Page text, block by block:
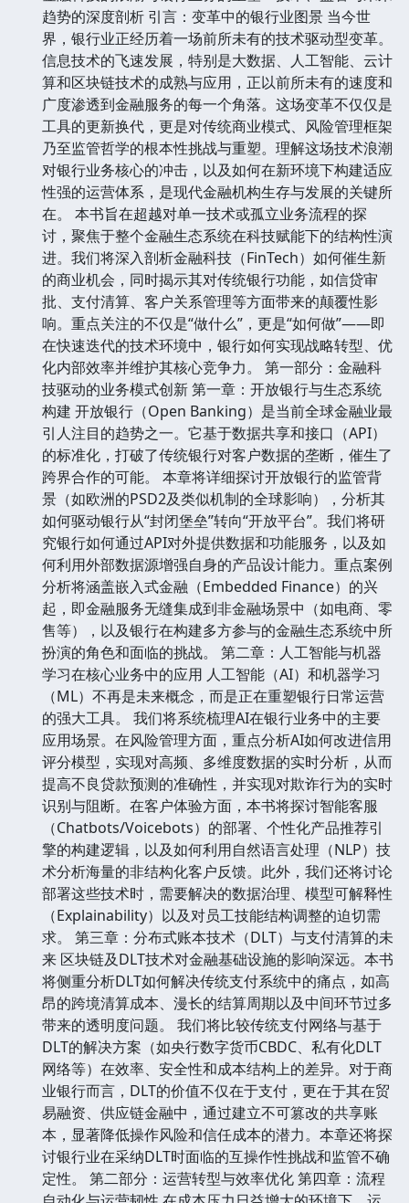
趋势的深度剖析 引言：变革中的银行业图景 当今世
界，银行业正经历着一场前所未有的技术驱动型变革。
信息技术的飞速发展，特别是大数据、人工智能、云计
算和区块链技术的成熟与应用，正以前所未有的速度和
广度渗透到金融服务的每一个角落。这场变革不仅仅是
工具的更新换代，更是对传统商业模式、风险管理框架
乃至监管哲学的根本性挑战与重塑。理解这场技术浪潮
对银行业务核心的冲击，以及如何在新环境下构建适应
性强的运营体系，是现代金融机构生存与发展的关键所
在。 本书旨在超越对单一技术或孤立业务流程的探
讨，聚焦于整个金融生态系统在科技赋能下的结构性演
进。我们将深入剖析金融科技（FinTech）如何催生新
的商业机会，同时揭示其对传统银行功能，如信贷审
批、支付清算、客户关系管理等方面带来的颠覆性影
响。重点关注的不仅是“做什么”，更是“如何做”——即
在快速迭代的技术环境中，银行如何实现战略转型、优
化内部效率并维护其核心竞争力。 第一部分：金融科
技驱动的业务模式创新 第一章：开放银行与生态系统
构建 开放银行（Open Banking）是当前全球金融业最
引人注目的趋势之一。它基于数据共享和接口（API）
的标准化，打破了传统银行对客户数据的垄断，催生了
跨界合作的可能。 本章将详细探讨开放银行的监管背
景（如欧洲的PSD2及类似机制的全球影响），分析其
如何驱动银行从“封闭堡垒”转向“开放平台”。我们将研
究银行如何通过API对外提供数据和功能服务，以及如
何利用外部数据源增强自身的产品设计能力。重点案例
分析将涵盖嵌入式金融（Embedded Finance）的兴
起，即金融服务无缝集成到非金融场景中（如电商、零
售等），以及银行在构建多方参与的金融生态系统中所
扮演的角色和面临的挑战。 第二章：人工智能与机器
学习在核心业务中的应用 人工智能（AI）和机器学习
（ML）不再是未来概念，而是正在重塑银行日常运营
的强大工具。 我们将系统梳理AI在银行业务中的主要
应用场景。在风险管理方面，重点分析AI如何改进信用
评分模型，实现对高频、多维度数据的实时分析，从而
提高不良贷款预测的准确性，并实现对欺诈行为的实时
识别与阻断。在客户体验方面，本书将探讨智能客服
（Chatbots/Voicebots）的部署、个性化产品推荐引
擎的构建逻辑，以及如何利用自然语言处理（NLP）技
术分析海量的非结构化客户反馈。此外，我们还将讨论
部署这些技术时，需要解决的数据治理、模型可解释性
（Explainability）以及对员工技能结构调整的迫切需
求。 第三章：分布式账本技术（DLT）与支付清算的未
来 区块链及DLT技术对金融基础设施的影响深远。本书
将侧重分析DLT如何解决传统支付系统中的痛点，如高
昂的跨境清算成本、漫长的结算周期以及中间环节过多
带来的透明度问题。 我们将比较传统支付网络与基于
DLT的解决方案（如央行数字货币CBDC、私有化DLT
网络等）在效率、安全性和成本结构上的差异。对于商
业银行而言，DLT的价值不仅在于支付，更在于其在贸
易融资、供应链金融中，通过建立不可篡改的共享账
本，显著降低操作风险和信任成本的潜力。本章还将探
讨银行业在采纳DLT时面临的互操作性挑战和监管不确
定性。 第二部分：运营转型与效率优化 第四章：流程